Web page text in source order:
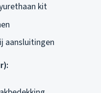
kit
aansluitingen